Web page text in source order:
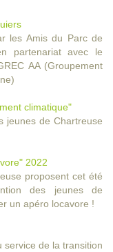
les Amis du Parc de
partenariat avec le
AA (Groupement
climatique"
jeunes de Chartreuse
2022
proposent cet été
des jeunes de
un apéro locavore !
service de la transition